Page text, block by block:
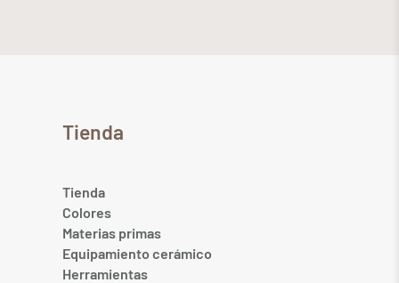
Tienda
Tienda
Colores
Materias primas
Equipamiento cerámico
Herramientas